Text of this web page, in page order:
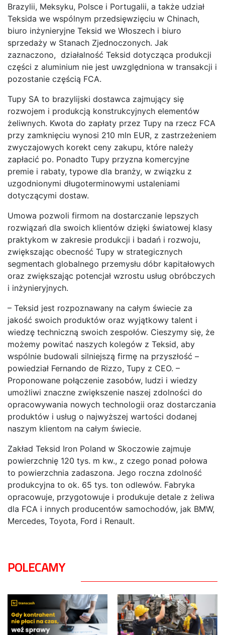
Brazylii, Meksyku, Polsce i Portugalii, a także udział
Teksida we wspólnym przedsięwzięciu w Chinach,
biuro inżynieryjne Teksid we Włoszech i biuro
sprzedaży w Stanach Zjednoczonych. Jak
zaznaczono, działalność Teksid dotycząca produkcji
części z aluminium nie jest uwzględniona w transakcji i
pozostanie częścią FCA.
Tupy SA to brazylijski dostawca zajmujący się
rozwojem i produkcją konstrukcyjnych elementów
żeliwnych. Kwota do zapłaty przez Tupy na rzecz FCA
przy zamknięciu wynosi 210 mln EUR, z zastrzeżeniem
zwyczajowych korekt ceny zakupu, które należy
zapłacić po. Ponadto Tupy przyzna komercyjne
premie i rabaty, typowe dla branży, w związku z
uzgodnionymi długoterminowymi ustaleniami
dotyczącymi dostaw.
Umowa pozwoli firmom na dostarczanie lepszych
rozwiązań dla swoich klientów dzięki światowej klasy
praktykom w zakresie produkcji i badań i rozwoju,
zwiększając obecność Tupy w strategicznych
segmentach globalnego przemysłu dóbr kapitałowych
oraz zwiększając potencjał wzrostu usług obróbczych
i inżynieryjnych.
– Teksid jest rozpoznawany na całym świecie za
jakość swoich produktów oraz wyjątkowy talent i
wiedzę techniczną swoich zespołów. Cieszymy się, że
możemy powitać naszych kolegów z Teksid, aby
wspólnie budowali silniejszą firmę na przyszłość –
powiedział Fernando de Rizzo, Tupy z CEO. –
Proponowane połączenie zasobów, ludzi i wiedzy
umożliwi znaczne zwiększenie naszej zdolności do
opracowywania nowych technologii oraz dostarczania
produktów i usług o najwyższej wartości dodanej
naszym klientom na całym świecie.
Zakład Teksid Iron Poland w Skoczowie zajmuje
powierzchnię 120 tys. m kw., z czego ponad połowa
to powierzchnia zadaszona. Jego roczna zdolność
produkcyjna to ok. 65 tys. ton odlewów. Fabryka
opracowuje, przygotowuje i produkuje detale z żeliwa
dla FCA i innych producentów samochodów, jak BMW,
Mercedes, Toyota, Ford i Renault.
POLECAMY